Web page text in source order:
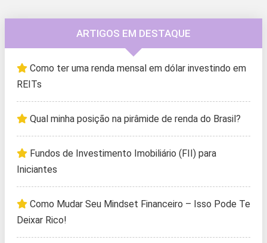
ARTIGOS EM DESTAQUE
Como ter uma renda mensal em dólar investindo em
REITs
Qual minha posição na pirâmide de renda do Brasil?
Fundos de Investimento Imobiliário (FII) para
Iniciantes
Como Mudar Seu Mindset Financeiro – Isso Pode Te
Deixar Rico!